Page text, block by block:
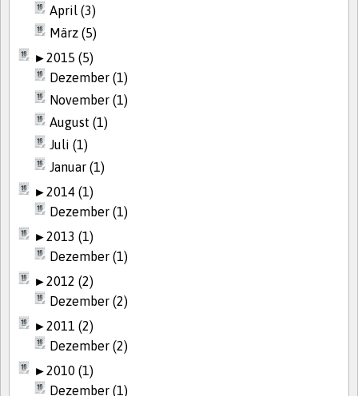
April (3)
März (5)
►2015 (5)
Dezember (1)
November (1)
August (1)
Juli (1)
Januar (1)
►2014 (1)
Dezember (1)
►2013 (1)
Dezember (1)
►2012 (2)
Dezember (2)
►2011 (2)
Dezember (2)
►2010 (1)
Dezember (1)